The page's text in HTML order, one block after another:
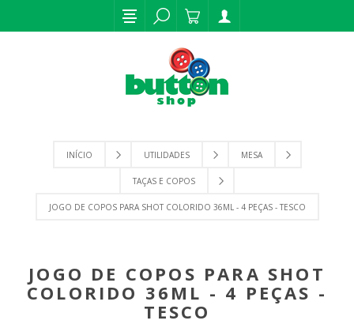
INÍCIO UTILIDADES MESA
TAÇAS E COPOS
JOGO DE COPOS PARA SHOT COLORIDO 36ML - 4 PEÇAS - TESCO
JOGO DE COPOS PARA SHOT
COLORIDO 36ML - 4 PEÇAS -
TESCO